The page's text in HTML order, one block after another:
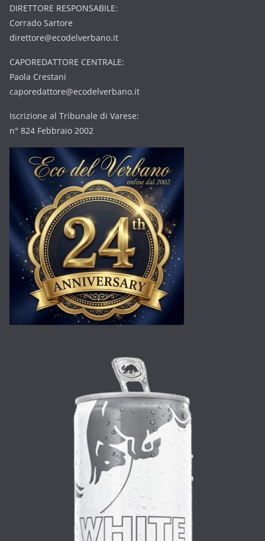
DIRETTORE RESPONSABILE:
Corrado Sartore
direttore@ecodelverbano.it
CAPOREDATTORE CENTRALE:
Paola Crestani
caporedattore@ecodelverbano.it
Iscrizione al Tribunale di Varese:
n° 824 Febbraio 2002